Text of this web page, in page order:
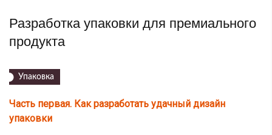
Разработка упаковки для премиального
продукта
Упаковка
Часть первая. Как разработать удачный дизайн
упаковки